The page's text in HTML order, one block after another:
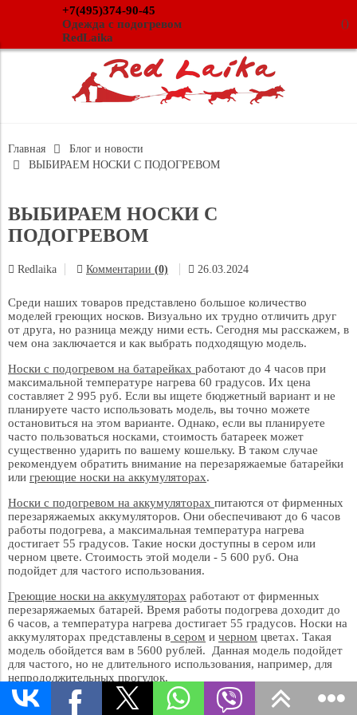
+7(495)374-90-45
Одежда с подогревом
RedLaika
()
Главная
Блог и новости
ВЫБИРАЕМ НОСКИ С ПОДОГРЕВОМ
ВЫБИРАЕМ НОСКИ С
ПОДОГРЕВОМ
Redlaika Комментарии (0) 26.03.2024
Среди наших товаров представлено большое количество
моделей греющих носков. Визуально их трудно отличить друг
от друга, но разница между ними есть. Сегодня мы расскажем, в
чем она заключается и как выбрать подходящую модель.
Носки с подогревом на батарейках работают до 4 часов при
максимальной температуре нагрева 60 градусов. Их цена
составляет 2 995 руб. Если вы ищете бюджетный вариант и не
планируете часто использовать модель, вы точно можете
остановиться на этом варианте. Однако, если вы планируете
часто пользоваться носками, стоимость батареек может
существенно ударить по вашему кошельку. В таком случае
рекомендуем обратить внимание на перезаряжаемые батарейки
или греющие носки на аккумуляторах.
Носки с подогревом на аккумуляторах питаются от фирменных
перезаряжаемых аккумуляторов. Они обеспечивают до 6 часов
работы подогрева, а максимальная температура нагрева
достигает 55 градусов. Такие носки доступны в сером или
черном цвете. Стоимость этой модели - 5 600 руб. Она
подойдет для частого использования.
Греющие носки на аккумуляторах работают от фирменных
перезаряжаемых батарей. Время работы подогрева доходит до
6 часов, а температура нагрева достигает 55 градусов. Носки на
аккумуляторах представлены в сером и черном цветах. Такая
модель обойдется вам в 5600 рублей. Данная модель подойдет
для частого, но не длительного использования, например, для
непродолжительных прогулок.
Носки на аккумуляторах с регулировкой подогрева. Эта модель